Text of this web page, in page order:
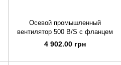
Осевой промышленный
вентилятор 500 B/S с фланцем
4 902.00 грн